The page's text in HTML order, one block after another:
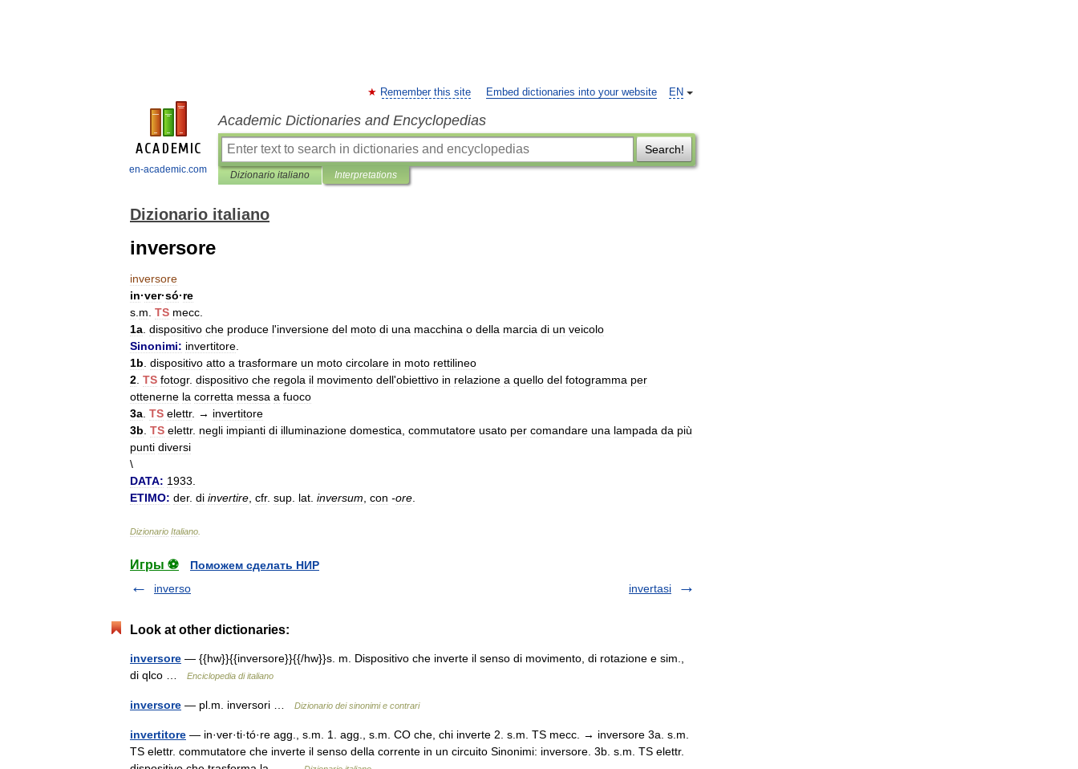
en-academic.com
EN
Remember this site Embed dictionaries into your website
Academic Dictionaries and Encyclopedias
Search!
Dizionario italiano Interpretations
Dizionario italiano
inversore
inversore
in·ver·só·re
s m TS mecc
1a dispositivo che produce l'inversione del moto di una macchina o della marcia di un veicolo
Sinonimi: invertitore
1b dispositivo atto a trasformare un moto circolare in moto rettilineo
2 TS fotogr. dispositivo che regola il movimento dell'obiettivo in relazione a quello del fotogramma per
ottenerne la corretta messa a fuoco
3a TS elettr. → invertitore
3b TS elettr. negli impianti di illuminazione domestica commutatore usato per comandare una lampada da più
punti diversi
\
DATA: 1933
ETIMO: der. di invertire cfr. sup lat inversum con -ore
Dizionario Italiano
Игры ⚽
Поможем сделать НИР
inverso
invertasi
Look at other dictionaries:
inversore — {{hw}}{{inversore}}{{/hw}}s. m. Dispositivo che inverte il senso di movimento, di rotazione e sim.,
di qlco …
Enciclopedia di italiano
inversore — pl.m. inversori … Dizionario dei sinonimi e contrari
invertitore — in·ver·ti·tó·re agg., s.m. 1. agg., s.m. CO che, chi inverte 2. s.m. TS mecc. → inversore 3a. s.m.
TS elettr. commutatore che inverte il senso della corrente in un circuito Sinonimi: inversore. 3b. s.m. TS elettr.